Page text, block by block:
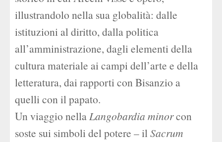
illustrandolo nella sua globalità: dalle
istituzioni al diritto, dalla politica
all’amministrazione, dagli elementi della
cultura materiale ai campi dell’arte e della
letteratura, dai rapporti con Bisanzio a
quelli con il papato.
Un viaggio nellaLangobardia minorcon
soste sui simboli del potere – ilSacrum